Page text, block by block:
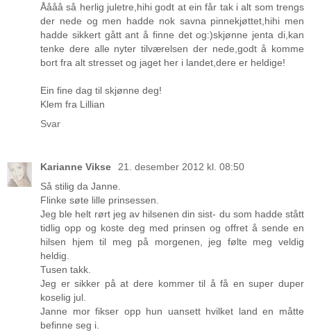
Åååå så herlig juletre,hihi godt at ein får tak i alt som trengs
der nede og men hadde nok savna pinnekjøttet,hihi men
hadde sikkert gått ant å finne det og:)skjønne jenta di,kan
tenke dere alle nyter tilværelsen der nede,godt å komme
bort fra alt stresset og jaget her i landet,dere er heldige!
Ein fine dag til skjønne deg!
Klem fra Lillian
Svar
Karianne Vikse
21. desember 2012 kl. 08:50
Så stilig da Janne.
Flinke søte lille prinsessen.
Jeg ble helt rørt jeg av hilsenen din sist- du som hadde stått
tidlig opp og koste deg med prinsen og offret å sende en
hilsen hjem til meg på morgenen, jeg følte meg veldig
heldig.
Tusen takk.
Jeg er sikker på at dere kommer til å få en super duper
koselig jul.
Janne mor fikser opp hun uansett hvilket land en måtte
befinne seg i.